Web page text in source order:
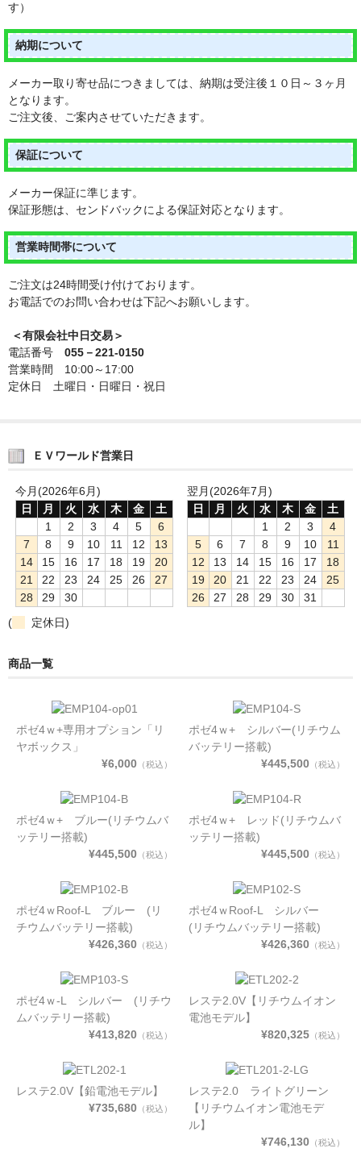
す）
納期について
メーカー取り寄せ品につきましては、納期は受注後１０日～３ヶ月
となります。
ご注文後、ご案内させていただきます。
保証について
メーカー保証に準じます。
保証形態は、センドバックによる保証対応となります。
営業時間帯について
ご注文は24時間受け付けております。
お電話でのお問い合わせは下記へお願いします。
＜有限会社中日交易＞
電話番号 055－221-0150
営業時間 10:00～17:00
定休日 土曜日・日曜日・祝日
ＥＶワールド営業日
今月(2026年6月)
日
月 火 水 木 金
土
1
2 3 4 5
6
7
8 9 10 11 12
13
14
15 16 17 18 19
20
21
22 23 24 25 26
27
28
29 30
翌月(2026年7月)
日
月 火 水 木 金
土
1
2 3
4
5
6 7 8 9 10
11
12
13 14 15 16 17
18
19
20 21 22 23 24
25
26
27 28 29 30
31
(
定休日)
商品一覧
ポゼ4ｗ+専用オプション「リ
ヤボックス」
¥6,000 （税込）
ポゼ4ｗ+ シルバー(リチウム
バッテリー搭載)
¥445,500 （税込）
ポゼ4ｗ+ ブルー(リチウムバ
ッテリー搭載)
¥445,500 （税込）
ポゼ4ｗ+ レッド(リチウムバ
ッテリー搭載)
¥445,500 （税込）
ポゼ4ｗRoof-L ブルー (リ
チウムバッテリー搭載)
¥426,360 （税込）
ポゼ4ｗRoof-L シルバー
(リチウムバッテリー搭載)
¥426,360 （税込）
ポゼ4ｗ-L シルバー (リチウ
ムバッテリー搭載)
¥413,820 （税込）
レステ2.0V【リチウムイオン
電池モデル】
¥820,325 （税込）
レステ2.0V【鉛電池モデル】
¥735,680 （税込）
レステ2.0 ライトグリーン
【リチウムイオン電池モデ
ル】
¥746,130 （税込）